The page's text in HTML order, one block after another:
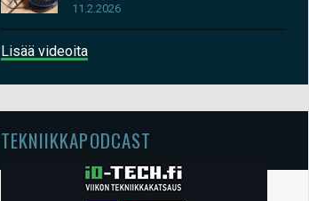
11.2.2026
Lisää videoita
TEKNIIKKAPODCAST